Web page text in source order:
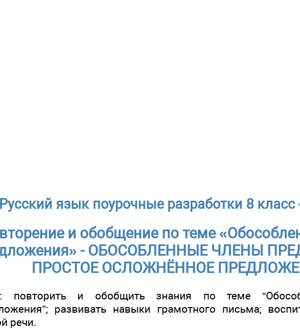
Русский язык поурочные разработки 8 класс
и обобщение по теме
- ОБОСОБЛЕННЫЕ ЧЛЕНЫ
ПРОСТОЕ ОСЛОЖНЁННОЕ
: повторить и обобщить знания по теме
развивать навыки грамотного письма;
речи.